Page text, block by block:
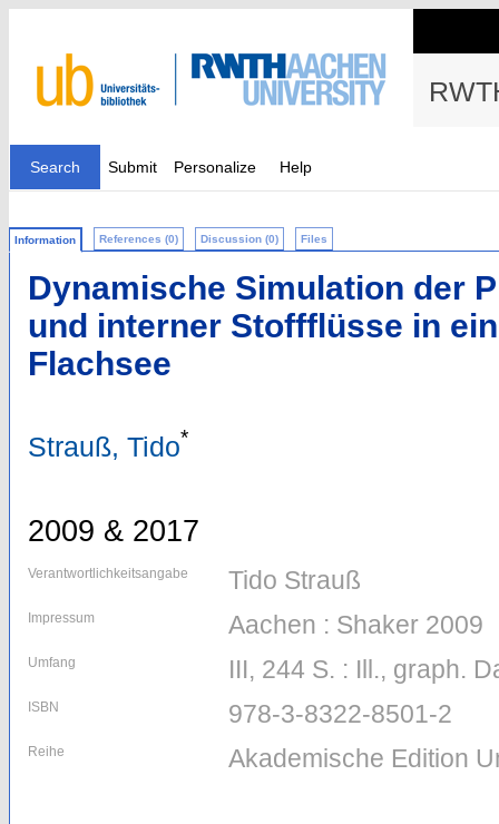
Search Submit Personalize Help
Information References (0) Discussion (0) Files
Dynamische Simulation der
und interner Stoffflüsse in
Flachsee
Strauß, Tido*
2009 & 2017
Verantwortlichkeitsangabe Tido Strauß
Impressum Aachen : Shaker 2009
Umfang III, 244 S. : Ill., graph.
ISBN 978-3-8322-8501-2
Reihe Akademische Edition